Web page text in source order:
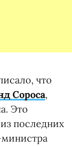
что
Сороса,
Это
последних